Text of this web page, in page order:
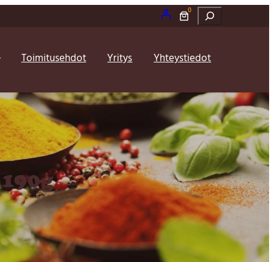
0 Etsi
Toimitusehdot Yritys Yhteystiedot